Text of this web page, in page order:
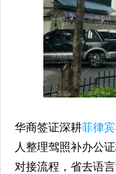
华商签证深耕菲律
人整理驾照补办公
对接流程，省去语